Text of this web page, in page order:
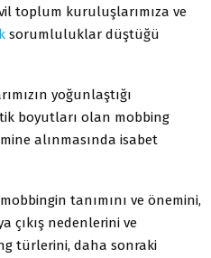
toplum kuruluşlarımıza ve
sorumluluklar düştüğü
yoğunlaştığı
boyutları olan mobbing
alınmasında isabet
tanımını ve önemini,
çıkış nedenlerini ve
türlerini, daha sonraki